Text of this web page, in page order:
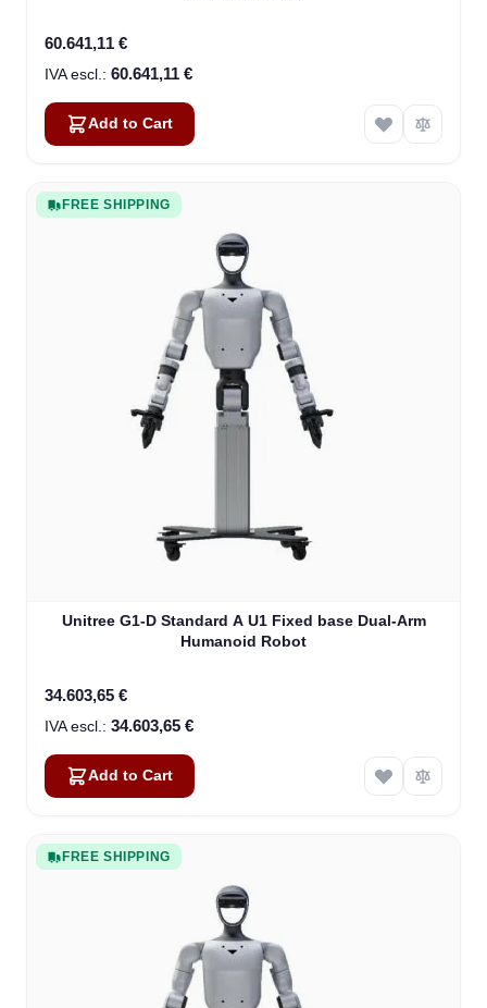
60.641,11 €
60.641,11 €
Add to Cart
FREE SHIPPING
Unitree G1-D Standard A U1 Fixed base Dual-Arm
Humanoid Robot
34.603,65 €
34.603,65 €
Add to Cart
FREE SHIPPING